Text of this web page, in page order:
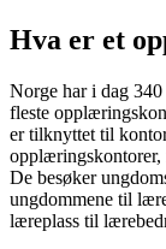
Hva er et
Norge har i dag
fleste
er tilknyttet til
opplæringskontorer,
De besøker
ungdommene til
læreplass til